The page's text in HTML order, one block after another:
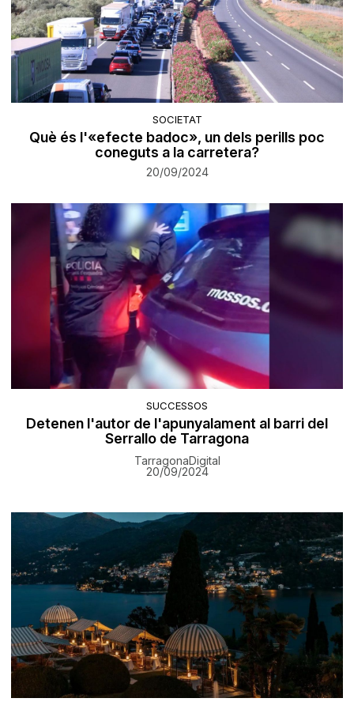
SOCIETAT
Què és l'«efecte badoc», un dels perills poc
coneguts a la carretera?
20/09/2024
SUCCESSOS
Detenen l'autor de l'apunyalament al barri del
Serrallo de Tarragona
TarragonaDigital
20/09/2024